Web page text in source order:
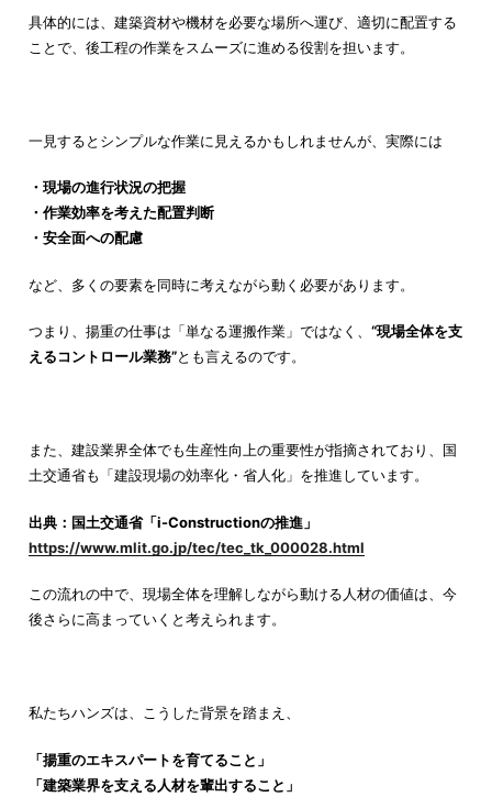
具体的には、建築資材や機材を必要な場所へ運び、適切に配置する
ことで、後工程の作業をスムーズに進める役割を担います。
一見するとシンプルな作業に見えるかもしれませんが、実際には
・現場の進行状況の把握
・作業効率を考えた配置判断
・安全面への配慮
など、多くの要素を同時に考えながら動く必要があります。
つまり、揚重の仕事は「単なる運搬作業」ではなく、 “現場全体を支
えるコントロール業務”とも言えるのです。
また、建設業界全体でも生産性向上の重要性が指摘されており、国
土交通省も「建設現場の効率化・省人化」を推進しています。
出典：国土交通省「i-Constructionの推進」
https://www.mlit.go.jp/tec/tec_tk_000028.html
この流れの中で、現場全体を理解しながら動ける人材の価値は、今
後さらに高まっていくと考えられます。
私たちハンズは、こうした背景を踏まえ、
「揚重のエキスパートを育てること」
「建築業界を支える人材を輩出すること」